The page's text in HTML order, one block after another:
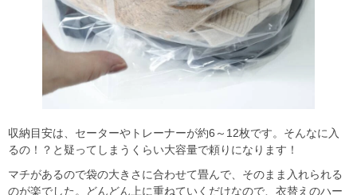
収納目安は、セーターやトレーナーが約6～12枚です。そんなに入
るの！？と疑ってしまうくらい大容量で頼りになります！
マチがあるので袋の大きさに合わせて畳んで、そのまま入れられる
のが楽でした。どんどん上に重ねていくだけなので、衣替えのハー